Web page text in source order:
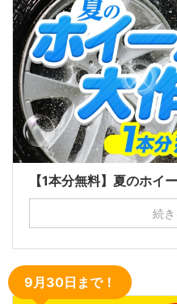
【1本分無料】夏のホイ
続
9月30日まで！